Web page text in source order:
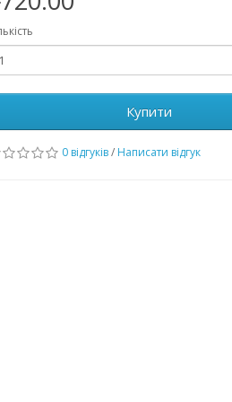
Купити
0 відгуків/ Написати відгук